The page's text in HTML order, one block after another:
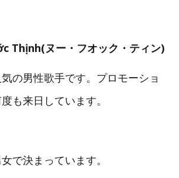
Thịnh(ヌー・フオック・ティン)
の男性歌手です。プロモーショ
も来日しています。
で決まっています。